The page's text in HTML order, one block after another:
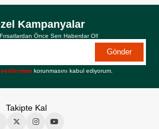
Kampanyalar
Önce Sen Haberdar Ol!
Gönder
korunmasını kabul ediyorum.
Takipte Kal